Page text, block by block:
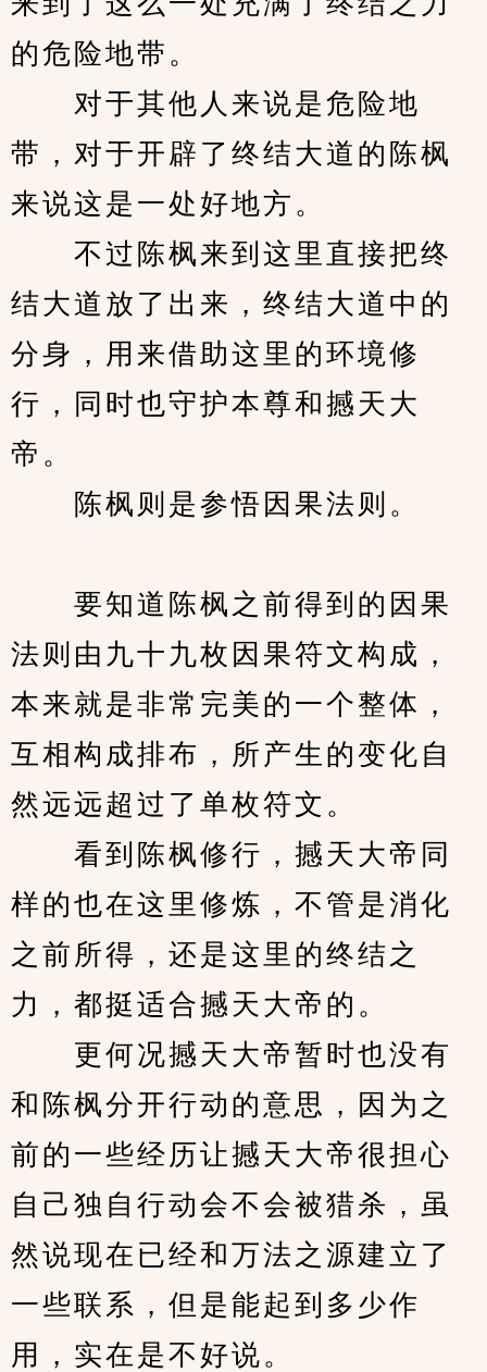
的危险地带。
对于其他人来说是危险地
带，对于开辟了终结大道的陈枫
来说这是一处好地方。
不过陈枫来到这里直接把终
结大道放了出来，终结大道中的
分身，用来借助这里的环境修
行，同时也守护本尊和撼天大
帝。
陈枫则是参悟因果法则。
要知道陈枫之前得到的因果
法则由九十九枚因果符文构成，
本来就是非常完美的一个整体，
互相构成排布，所产生的变化自
然远远超过了单枚符文。
看到陈枫修行，撼天大帝同
样的也在这里修炼，不管是消化
之前所得，还是这里的终结之
力，都挺适合撼天大帝的。
更何况撼天大帝暂时也没有
和陈枫分开行动的意思，因为之
前的一些经历让撼天大帝很担心
自己独自行动会不会被猎杀，虽
然说现在已经和万法之源建立了
一些联系，但是能起到多少作
用，实在是不好说。